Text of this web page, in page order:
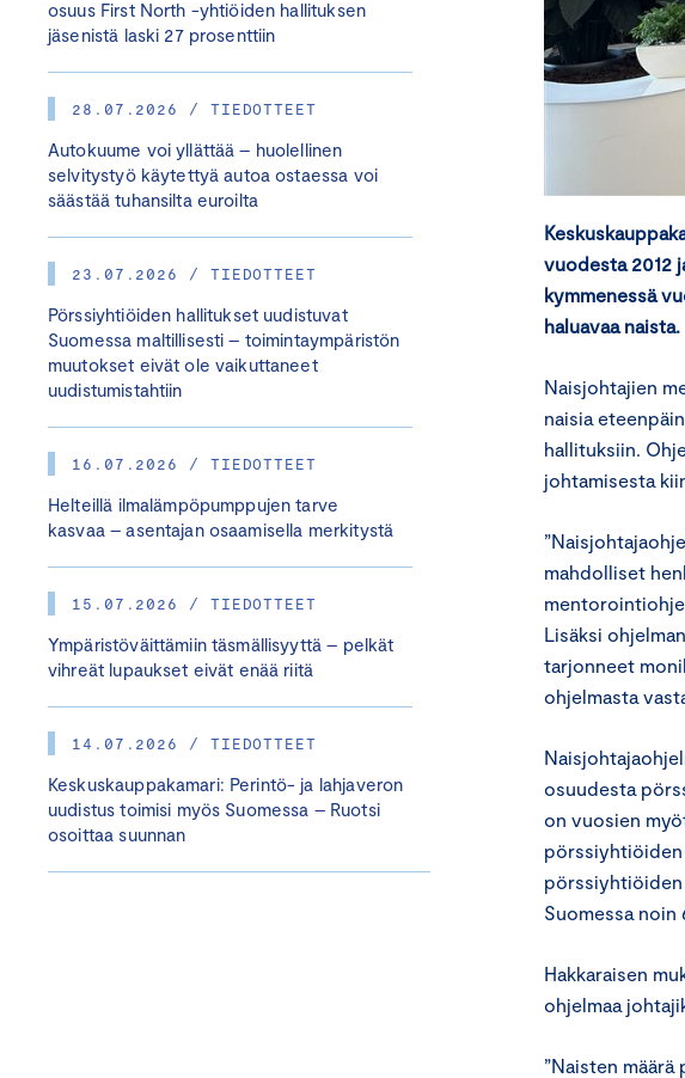
osuus First North -yhtiöiden hallituksen
jäsenistä laski 27 prosenttiin
28.07.2026 / TIEDOTTEET
Autokuume voi yllättää – huolellinen
selvitystyö käytettyä autoa ostaessa voi
säästää tuhansilta euroilta
23.07.2026 / TIEDOTTEET
Pörssiyhtiöiden hallitukset uudistuvat
Suomessa maltillisesti – toimintaympäristön
muutokset eivät ole vaikuttaneet
uudistumistahtiin
16.07.2026 / TIEDOTTEET
Helteillä ilmalämpöpumppujen tarve
kasvaa – asentajan osaamisella merkitystä
15.07.2026 / TIEDOTTEET
Ympäristöväittämiin täsmällisyyttä – pelkät
vihreät lupaukset eivät enää riitä
14.07.2026 / TIEDOTTEET
Keskuskauppakamari: Perintö- ja lahjaveron
uudistus toimisi myös Suomessa – Ruotsi
osoittaa suunnan
vuodesta 2012
kymmenessä
haluavaa naista.
Naisjohtajien
naisia
hallituksiin.
johtamisesta
mahdolliset
Lisäksi
tarjonneet
ohjelmasta
osuudesta
on vuosien
pörssiyhtiöiden
Suomessa
Hakkaraisen
ohjelmaa
”Naisten